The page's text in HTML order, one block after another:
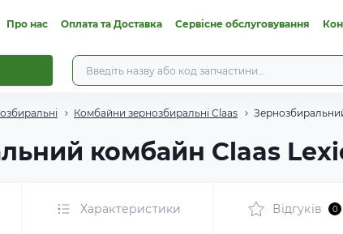
Про нас Оплата та Доставка Сервісне обслуговування
Комбайни зернозбиральні Claas
комбайн Claas
Характеристики Відгуків 0